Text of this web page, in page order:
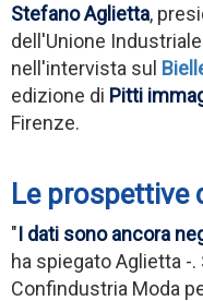
Stefano Aglietta,
dell'Unione
nell'intervista sul
edizione di Pitti
Firenze.
Le prospettive
"I dati sono ancora
ha spiegato Aglietta -
Confindustria Moda